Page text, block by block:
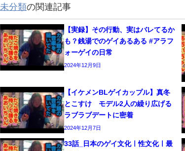
未分類の関連記事
【実録】その行動、実はバレてるか
も？銭湯でのゲイあるある #アラフ
ォーゲイの日常
2024年12月9日
【イケメンBLゲイカップル】真冬
とこすけ モデル2人の繰り広げる
ラブラブデートに密着
2024年12月7日
33話_日本のゲイ文化ㅣ性文化ㅣ最